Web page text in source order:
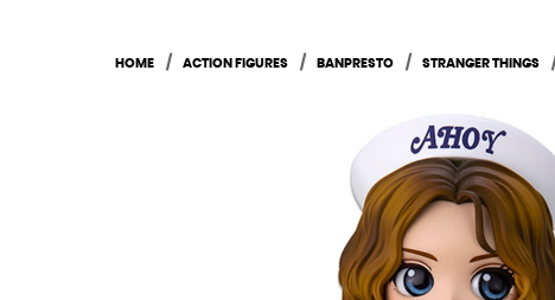
HOME ACTION FIGURES BANPRESTO STRANGER THINGS